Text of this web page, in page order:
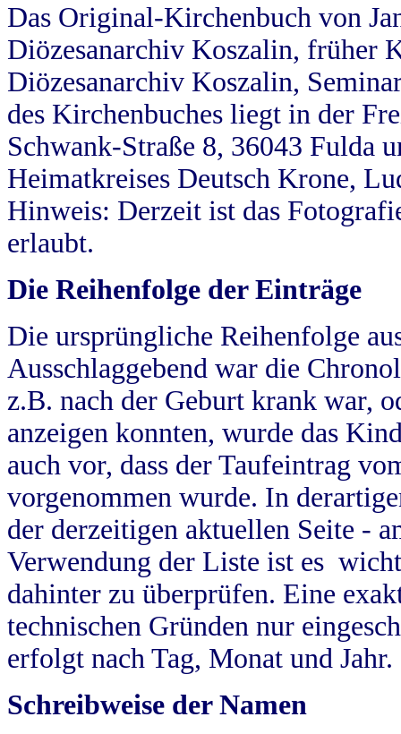
Das Original-Kirchenbuch von
Diözesanarchiv Koszalin, früher
Diözesanarchiv Koszalin,
des Kirchenbuches liegt in der
Schwank-Straße 8, 36043 Fulda
Heimatkreises Deutsch Krone,
Hinweis: Derzeit ist das
erlaubt.
Die Reihenfolge der Einträge
Die ursprüngliche Reihenfolge
Ausschlaggebend war die
z.B. nach der Geburt krank war,
anzeigen konnten, wurde das
auch vor, dass der Taufeintrag
vorgenommen wurde. In
der derzeitigen aktuellen Seite -
Verwendung der Liste ist es
dahinter zu überprüfen. Eine
technischen Gründen nur
erfolgt nach Tag, Monat und Jahr.
Schreibweise der Namen